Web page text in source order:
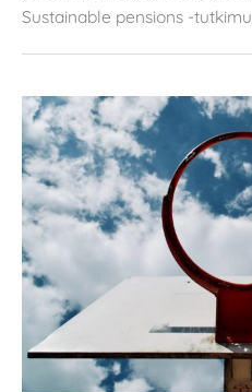
Sustainable pensions -